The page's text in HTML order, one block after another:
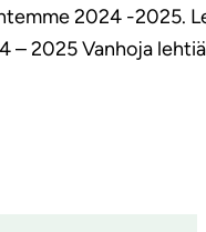
2024 -2025.
2025 Vanhoja